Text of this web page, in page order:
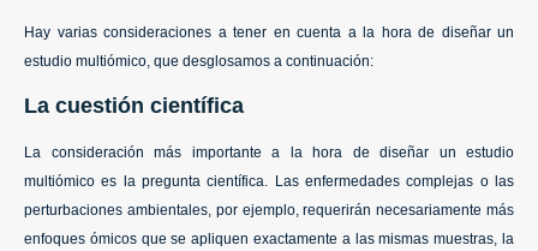
Hay varias consideraciones a tener en cuenta a la hora de diseñar un
estudio multiómico, que desglosamos a continuación:
La cuestión científica
La consideración más importante a la hora de diseñar un estudio
multiómico es la pregunta científica. Las enfermedades complejas o las
perturbaciones ambientales, por ejemplo, requerirán necesariamente más
enfoques ómicos que se apliquen exactamente a las mismas muestras, la